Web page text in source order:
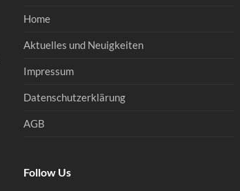
Home
Aktuelles und Neuigkeiten
Impressum
Datenschutzerklärung
AGB
Follow Us